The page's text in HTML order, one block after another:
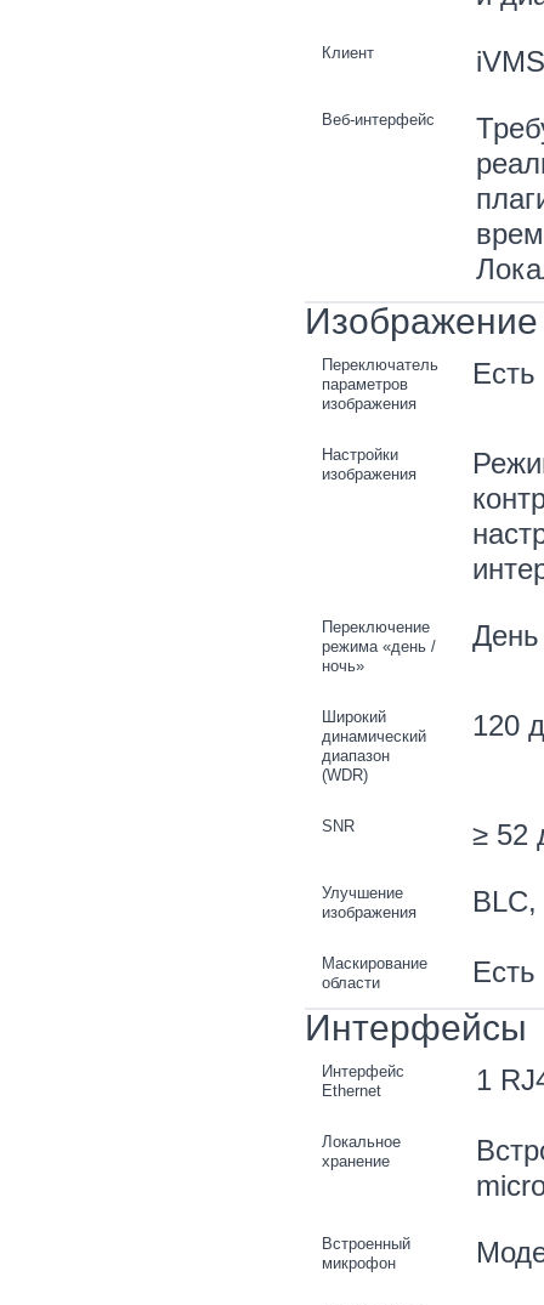
Клиент
Веб-интерфейс
Изображение
Переключатель
параметров
изображения
Есть
Настройки
изображения
Переключение
режима «день /
ночь»
Широкий
динамический
диапазон
(WDR)
120
SNR ≥ 52
Улучшение
изображения
Маскирование
области
Есть
Интерфейсы
Интерфейс
Ethernet
1
Локальное
хранение
Встроенный
микрофон